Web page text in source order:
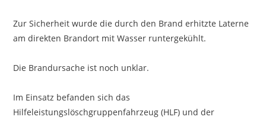
Zur Sicherheit wurde die durch den Brand erhitzte Laterne
am direkten Brandort mit Wasser runtergekühlt.
Die Brandursache ist noch unklar.
Im Einsatz befanden sich das
Hilfeleistungslöschgruppenfahrzeug (HLF) und der